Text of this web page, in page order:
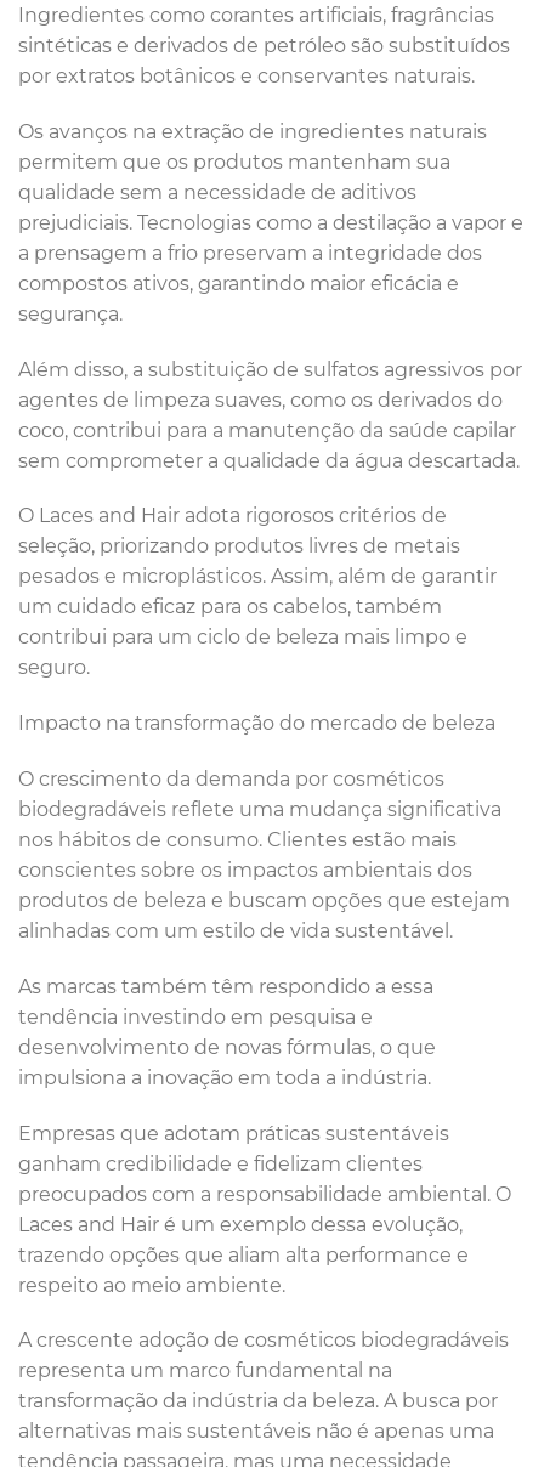
Ingredientes como corantes artificiais, fragrâncias
sintéticas e derivados de petróleo são substituídos
por extratos botânicos e conservantes naturais.
Os avanços na extração de ingredientes naturais
permitem que os produtos mantenham sua
qualidade sem a necessidade de aditivos
prejudiciais. Tecnologias como a destilação a vapor e
a prensagem a frio preservam a integridade dos
compostos ativos, garantindo maior eficácia e
segurança.
Além disso, a substituição de sulfatos agressivos por
agentes de limpeza suaves, como os derivados do
coco, contribui para a manutenção da saúde capilar
sem comprometer a qualidade da água descartada.
O Laces and Hair adota rigorosos critérios de
seleção, priorizando produtos livres de metais
pesados e microplásticos. Assim, além de garantir
um cuidado eficaz para os cabelos, também
contribui para um ciclo de beleza mais limpo e
seguro.
Impacto na transformação do mercado de beleza
O crescimento da demanda por cosméticos
biodegradáveis reflete uma mudança significativa
nos hábitos de consumo. Clientes estão mais
conscientes sobre os impactos ambientais dos
produtos de beleza e buscam opções que estejam
alinhadas com um estilo de vida sustentável.
As marcas também têm respondido a essa
tendência investindo em pesquisa e
desenvolvimento de novas fórmulas, o que
impulsiona a inovação em toda a indústria.
Empresas que adotam práticas sustentáveis
ganham credibilidade e fidelizam clientes
preocupados com a responsabilidade ambiental. O
Laces and Hair é um exemplo dessa evolução,
trazendo opções que aliam alta performance e
respeito ao meio ambiente.
A crescente adoção de cosméticos biodegradáveis
representa um marco fundamental na
transformação da indústria da beleza. A busca por
alternativas mais sustentáveis não é apenas uma
tendência passageira, mas uma necessidade